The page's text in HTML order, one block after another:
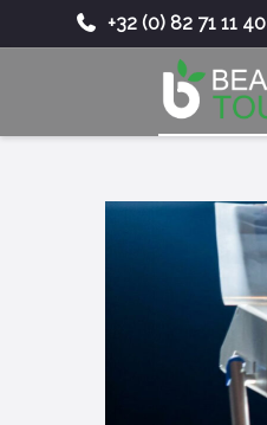
-
+32 (0) 82 71 11 40